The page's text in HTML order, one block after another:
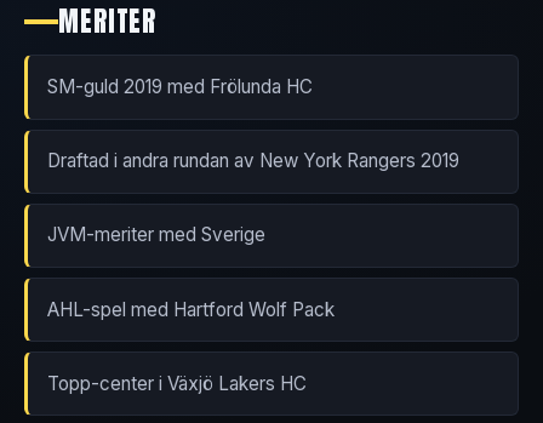
MERITER
SM-guld 2019 med Frölunda HC
Draftad i andra rundan av New York Rangers 2019
JVM-meriter med Sverige
AHL-spel med Hartford Wolf Pack
Topp-center i Växjö Lakers HC